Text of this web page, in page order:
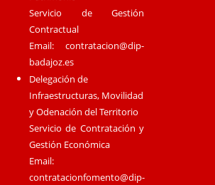
Servicio de Gestión
Contractual
Email:contratacion@dip-
badajoz.es
Delegación de
Infraestructuras, Movilidad
y Odenación del Territorio
Servicio de Contratación y
Gestión Económica
Email:
contratacionfomento@dip-